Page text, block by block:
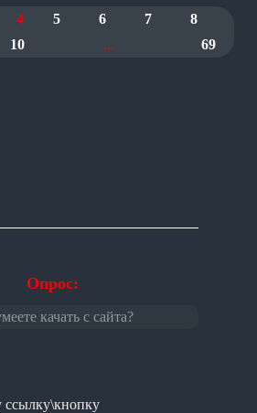
Опрос:
качать с сайта?
4 5 6 7
8
10 ... 69